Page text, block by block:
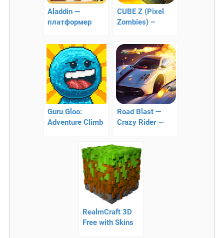
Aladdin —
платформер
Аладдин
CUBE Z (Pixel
Zombies) –
зомби
Guru Gloo:
Adventure Climb
желейного
человечка!
Road Blast —
Crazy Rider —
RealmCraft 3D
Free with Skins